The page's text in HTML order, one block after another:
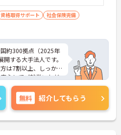
資格取得サポート
社会保険完備
約300拠点（2025年
する大手法人です。
は7割以上、しっか
心してご就業いただ
っている方に、手を
りがいのあるお仕事
対策ポイントなど、
のでお気軽にご相談
無料 紹介してもらう